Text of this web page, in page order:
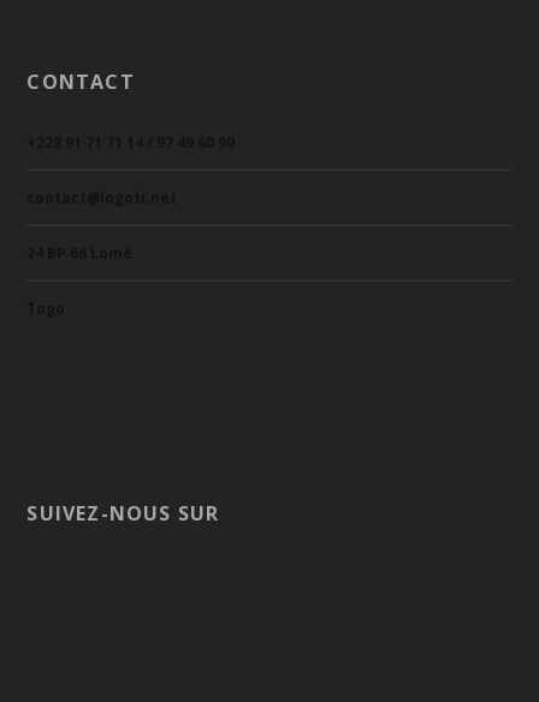
CONTACT
SUIVEZ-NOUS SUR